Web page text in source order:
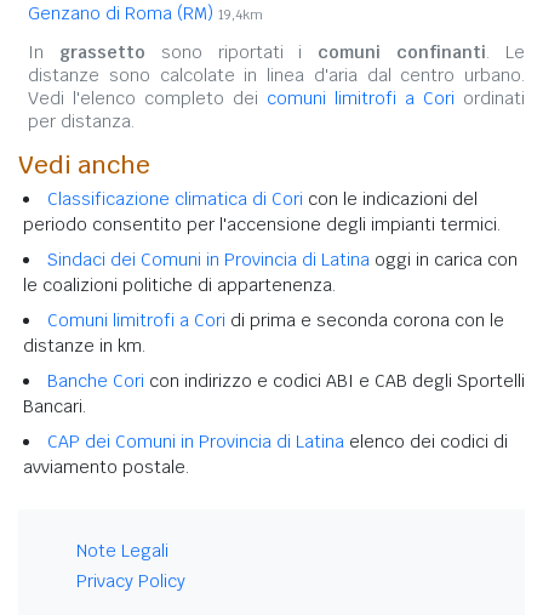
Genzano di Roma (RM) 19,4km
In grassetto sono riportati i comuni confinanti. Le
distanze sono calcolate in linea d'aria dal centro urbano.
Vedi l'elenco completo dei comuni limitrofi a Cori ordinati
per distanza.
Vedi anche
Classificazione climatica di Cori con le indicazioni del
periodo consentito per l'accensione degli impianti termici.
Sindaci dei Comuni in Provincia di Latina oggi in carica con
le coalizioni politiche di appartenenza.
Comuni limitrofi a Cori di prima e seconda corona con le
distanze in km.
Banche Cori con indirizzo e codici ABI e CAB degli Sportelli
Bancari.
CAP dei Comuni in Provincia di Latina elenco dei codici di
avviamento postale.
Note Legali
Privacy Policy